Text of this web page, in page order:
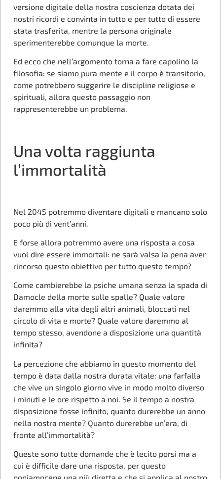
versione digitale della nostra coscienza dotata dei
nostri ricordi e convinta in tutto e per tutto di essere
stata trasferita, mentre la persona originale
sperimenterebbe comunque la morte.
Ed ecco che nell’argomento torna a fare capolino la
filosofia: se siamo pura mente e il corpo è transitorio,
come potrebbero suggerire le discipline religiose e
spirituali, allora questo passaggio non
rappresenterebbe un problema.
Una volta raggiunta
l’immortalità
Nel 2045 potremmo diventare digitali e mancano solo
poco più di vent’anni.
E forse allora potremmo avere una risposta a cosa
vuol dire essere immortali: ne sarà valsa la pena aver
rincorso questo obiettivo per tutto questo tempo?
Come cambierebbe la psiche umana senza la spada di
Damocle della morte sulle spalle? Quale valore
daremmo alla vita degli altri animali, bloccati nel
circolo di vita e morte? Quale valore daremmo al
tempo stesso, avendone a disposizione una quantità
infinita?
La percezione che abbiamo in questo momento del
tempo è data dalla nostra durata vitale: una farfalla
che vive un singolo giorno vive in modo molto diverso
i minuti e le ore rispetto a noi. Se il tempo a nostra
disposizione fosse infinito, quanto durerebbe un anno
nella nostra mente? Quanto durerebbe un’era, di
fronte all’immortalità?
Queste sono tutte domande che è lecito porsi ma a
cui è difficile dare una risposta, per questo